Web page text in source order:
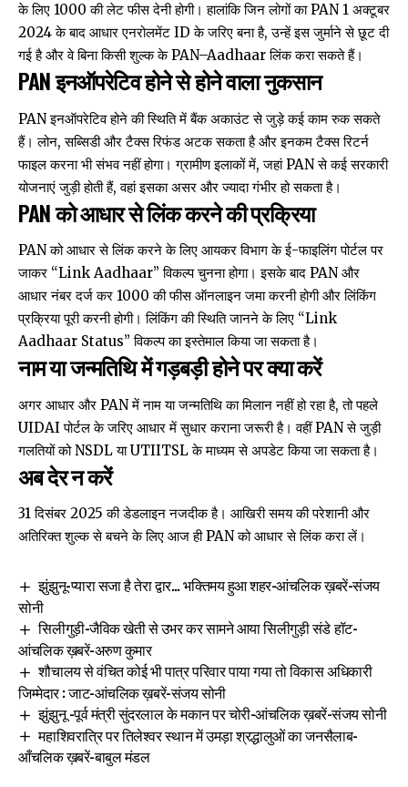
के लिए ₹1000 की लेट फीस देनी होगी। हालांकि जिन लोगों का PAN 1 अक्टूबर
2024 के बाद आधार एनरोलमेंट ID के जरिए बना है, उन्हें इस जुर्माने से छूट दी
गई है और वे बिना किसी शुल्क के PAN–Aadhaar लिंक करा सकते हैं।
PAN इनऑपरेटिव होने से होने वाला नुकसान
PAN इनऑपरेटिव होने की स्थिति में बैंक अकाउंट से जुड़े कई काम रुक सकते
हैं। लोन, सब्सिडी और टैक्स रिफंड अटक सकता है और इनकम टैक्स रिटर्न
फाइल करना भी संभव नहीं होगा। ग्रामीण इलाकों में, जहां PAN से कई सरकारी
योजनाएं जुड़ी होती हैं, वहां इसका असर और ज्यादा गंभीर हो सकता है।
PAN को आधार से लिंक करने की प्रक्रिया
PAN को आधार से लिंक करने के लिए आयकर विभाग के ई-फाइलिंग पोर्टल पर
जाकर “Link Aadhaar” विकल्प चुनना होगा। इसके बाद PAN और
आधार नंबर दर्ज कर ₹1000 की फीस ऑनलाइन जमा करनी होगी और लिंकिंग
प्रक्रिया पूरी करनी होगी। लिंकिंग की स्थिति जानने के लिए “Link
Aadhaar Status” विकल्प का इस्तेमाल किया जा सकता है।
नाम या जन्मतिथि में गड़बड़ी होने पर क्या करें
अगर आधार और PAN में नाम या जन्मतिथि का मिलान नहीं हो रहा है, तो पहले
UIDAI पोर्टल के जरिए आधार में सुधार कराना जरूरी है। वहीं PAN से जुड़ी
गलतियों को NSDL या UTIITSL के माध्यम से अपडेट किया जा सकता है।
अब देर न करें
31 दिसंबर 2025 की डेडलाइन नजदीक है। आखिरी समय की परेशानी और
अतिरिक्त शुल्क से बचने के लिए आज ही PAN को आधार से लिंक करा लें।
झुंझुनू-प्यारा सजा है तेरा द्वार… भक्तिमय हुआ शहर-आंचलिक ख़बरें-संजय
सोनी
सिलीगुड़ी-जैविक खेती से उभर कर सामने आया सिलीगुड़ी संडे हॉट-
आंचलिक ख़बरें-अरुण कुमार
शौचालय से वंचित कोई भी पात्र परिवार पाया गया तो विकास अधिकारी
जिम्मेदार : जाट-आंचलिक ख़बरें-संजय सोनी
झुंझुनू -पूर्व मंत्री सुंदरलाल के मकान पर चोरी-आंचलिक ख़बरें-संजय सोनी
महाशिवरात्रि पर तिलेश्वर स्थान में उमड़ा श्रद्धालुओं का जनसैलाब-
आँचलिक ख़बरें-बाबुल मंडल